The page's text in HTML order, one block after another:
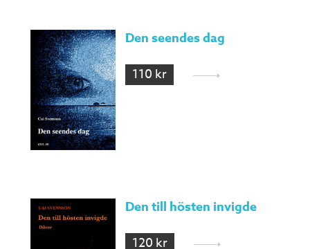
Den seendes dag
110 kr
Den till hösten invigde
120 kr